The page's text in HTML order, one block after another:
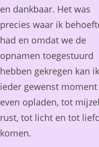
en dankbaar. Het was
precies waar ik
had en omdat we de
opnamen toegestuurd
hebben gekregen kan
ieder gewenst
even opladen, tot
rust, tot licht en tot
komen.